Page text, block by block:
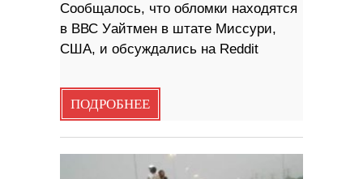
Сообщалось, что обломки находятся
в ВВС Уайтмен в штате Миссури,
США, и обсуждались на Reddit
ПОДРОБНЕЕ